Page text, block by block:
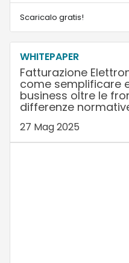
Scaricalo gratis!
WHITEPAPER
Fatturazione
come semplificare
business oltre le
differenze
27 Mag 2025